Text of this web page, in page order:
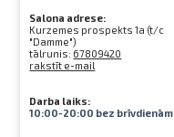
Salona adrese:
Kurzemes prospekts 1a (t/c
"Damme")
tālrunis: 67809420
rakstīt e-mail
Darba laiks:
10:00-20:00 bez brīvdienām